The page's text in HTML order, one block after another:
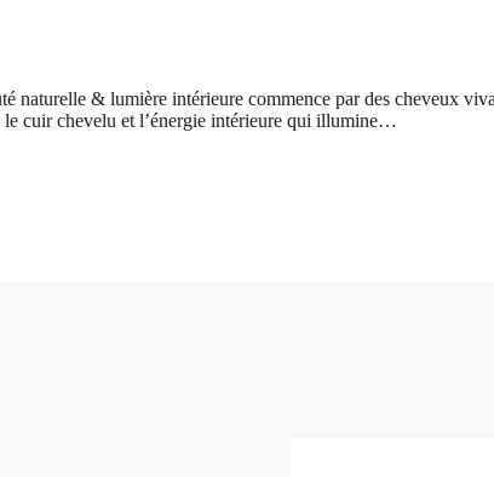
naturelle & lumière intérieure commence par des cheveux
le cuir chevelu et l’énergie intérieure qui illumine…